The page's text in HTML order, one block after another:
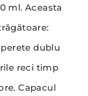
ml. Aceasta
dublu
reci timp
Capacul